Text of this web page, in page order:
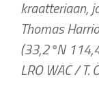
kraatteriaan,
Thomas
(33,2°N
LRO WAC / T.